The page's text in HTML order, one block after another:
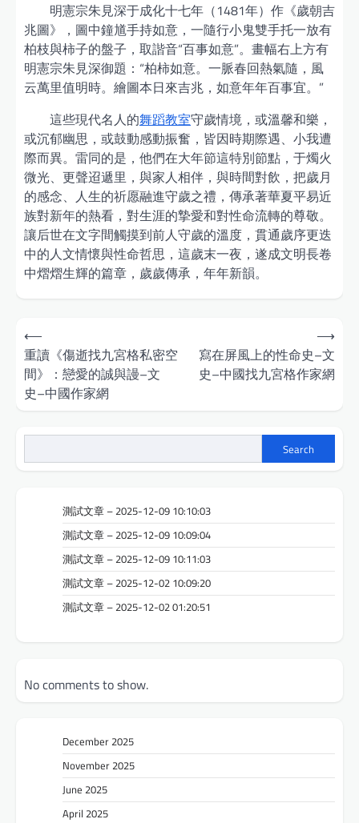
明憲宗朱見深于成化十七年（1481年）作《歲朝吉
兆圖》，圖中鐘馗手持如意，一隨行小鬼雙手托一放有
柏枝與柿子的盤子，取諧音“百事如意”。畫幅右上方有
明憲宗朱見深御題：“柏柿如意。一脈春回熱氣隨，風
云萬里值明時。繪圖本日來吉兆，如意年年百事宜。”
這些現代名人的舞蹈教室守歲情境，或溫馨和樂，
或沉郁幽思，或鼓動感動振奮，皆因時期際遇、小我遭
際而異。雷同的是，他們在大年節這特別節點，于燭火
微光、更聲迢遞里，與家人相伴，與時間對飲，把歲月
的感念、人生的祈愿融進守歲之禮，傳承著華夏平易近
族對新年的熱看，對生涯的摯愛和對性命流轉的尊敬。
讓后世在文字間觸摸到前人守歲的溫度，貫通歲序更迭
中的人文情懷與性命哲思，這歲末一夜，遂成文明長卷
中熠熠生輝的篇章，歲歲傳承，年年新韻。
Post
navigation
⟵
重讀《傷逝找九宮格私密空
間》：戀愛的誠與謾–文
史–中國作家網
寫在屏風上的性命史–文
史–中國找九宮格作家網
⟶
Search
測試文章 – 2025-12-09 10:10:03
測試文章 – 2025-12-09 10:09:04
測試文章 – 2025-12-09 10:11:03
測試文章 – 2025-12-02 10:09:20
測試文章 – 2025-12-02 01:20:51
No comments to show.
December 2025
November 2025
June 2025
April 2025